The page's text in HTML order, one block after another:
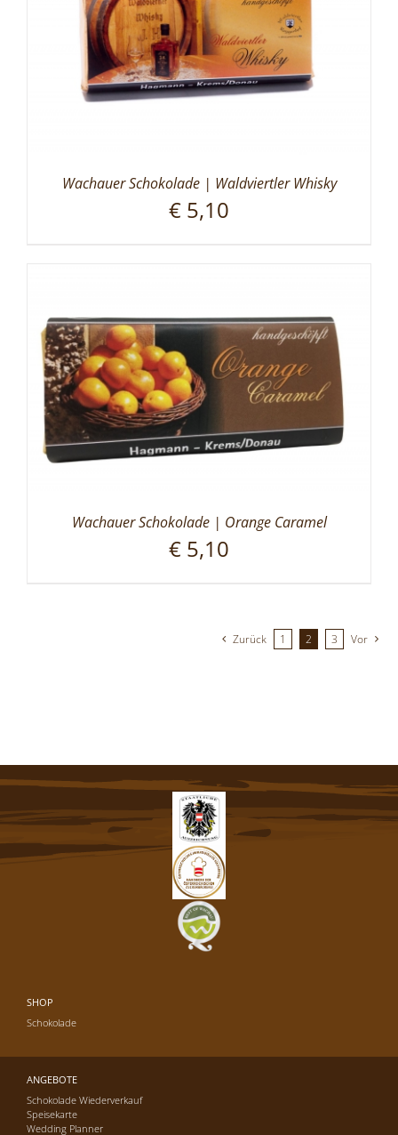
Wachauer Schokolade | Waldviertler Whisky
€ 5,10
Wachauer Schokolade | Orange Caramel
€ 5,10
Zurück 1 2 3 Vor
SHOP
Schokolade
ANGEBOTE
Schokolade Wiederverkauf
Speisekarte
Wedding Planner